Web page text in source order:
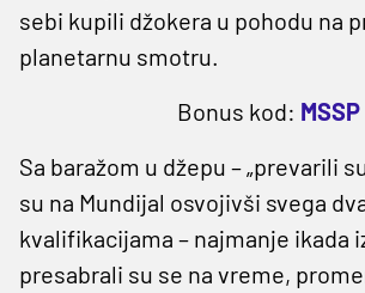
sebi kupili džokera u pohodu na
planetarnu smotru.
Bonus kod: MSSP
Sa baražom u džepu – „prevarili
su na Mundijal osvojivši svega
kvalifikacijama – najmanje ikada
presabrali su se na vreme,